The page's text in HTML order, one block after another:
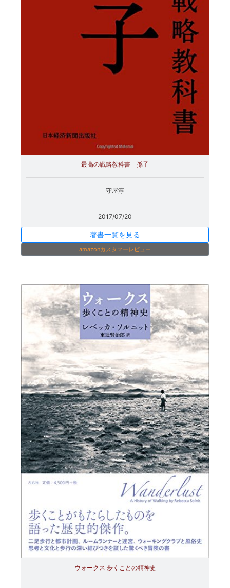
最高の戦略教科書 孫子
守屋淳
2017/07/20
著書一覧を見る
amazonカスタマーレビュー
ウォークス 歩くことの精神史